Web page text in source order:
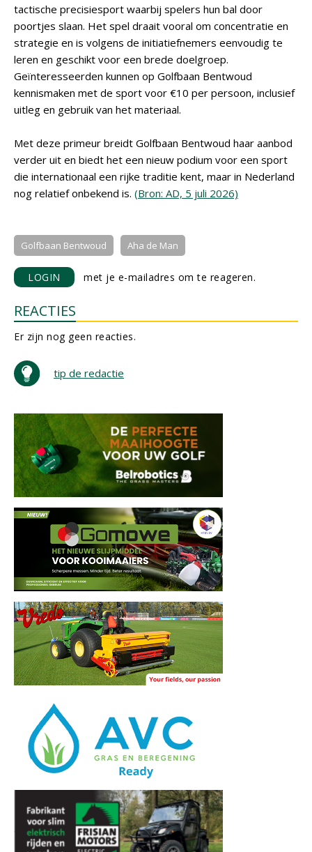
tactische precisiesport waarbij spelers hun bal door
poortjes slaan. Het spel draait vooral om concentratie en
strategie en is volgens de initiatiefnemers eenvoudig te
leren en geschikt voor een brede doelgroep.
Geïnteresseerden kunnen op Golfbaan Bentwoud
kennismaken met de sport voor €10 per persoon, inclusief
uitleg en gebruik van het materiaal.
Met deze primeur breidt Golfbaan Bentwoud haar aanbod
verder uit en biedt het een nieuw podium voor een sport
die internationaal een rijke traditie kent, maar in Nederland
nog relatief onbekend is. (Bron: AD, 5 juli 2026)
Golfbaan Bentwoud Aha de Man
LOGIN met je e-mailadres om te reageren.
REACTIES
Er zijn nog geen reacties.
tip de redactie